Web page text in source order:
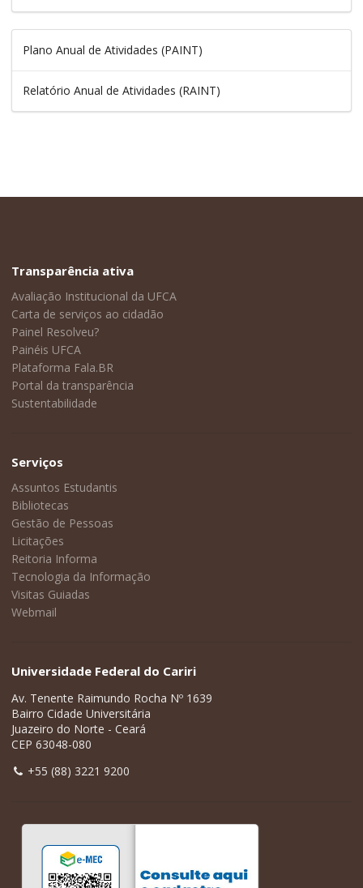
Plano Anual de Atividades (PAINT)
Relatório Anual de Atividades (RAINT)
Transparência ativa
Avaliação Institucional da UFCA
Carta de serviços ao cidadão
Painel Resolveu?
Painéis UFCA
Plataforma Fala.BR
Portal da transparência
Sustentabilidade
Serviços
Assuntos Estudantis
Bibliotecas
Gestão de Pessoas
Licitações
Reitoria Informa
Tecnologia da Informação
Visitas Guiadas
Webmail
Universidade Federal do Cariri
Av. Tenente Raimundo Rocha Nº 1639
Bairro Cidade Universitária
Juazeiro do Norte - Ceará
CEP 63048-080
+55 (88) 3221 9200